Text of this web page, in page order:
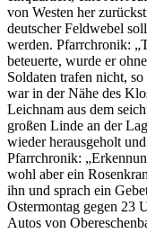
von Westen her
deutscher Feldwebel
werden. Pfarrchronik:
beteuerte, wurde er
Soldaten trafen nicht,
war in der Nähe des
Leichnam aus dem
großen Linde an der
wieder herausgeholt
Pfarrchronik:
wohl aber ein
ihn und sprach ein
Ostermontag gegen 23
Autos von